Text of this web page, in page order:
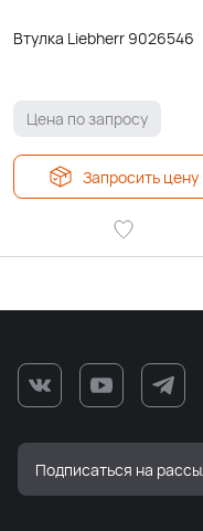
Втулка Liebherr 9026546
Цена по запросу
Запросить цену